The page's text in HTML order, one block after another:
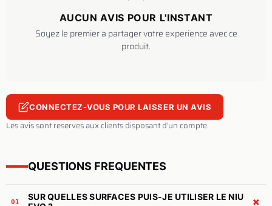
AUCUN AVIS POUR L'INSTANT
Soyez le premier a partager votre experience avec ce
produit.
CONNECTEZ-VOUS POUR LAISSER UN AVIS
Les avis sont reserves aux clients disposant d'un compte.
QUESTIONS FREQUENTES
01
SUR QUELLES SURFACES PUIS-JE UTILISER LE NIU
+